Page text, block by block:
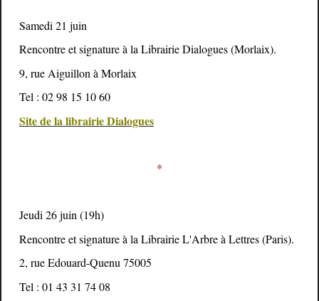
Samedi 21 juin
Rencontre et signature à la Librairie Dialogues (Morlaix).
9, rue Aiguillon à Morlaix
Tel : 02 98 15 10 60
Site de la librairie Dialogues
*
Jeudi 26 juin (19h)
Rencontre et signature à la Librairie L'Arbre à Lettres (Paris).
2, rue Edouard-Quenu 75005
Tel : 01 43 31 74 08